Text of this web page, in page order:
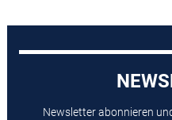
Newsletter abonnieren